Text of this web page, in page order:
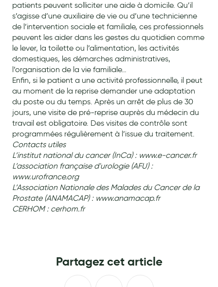
Compléments alimentaires
Médicaments et Santé
Premiers soins
Pansements
Hygiène nasale
Antibactériens
Nutrition clinique
Anti-poux
Solaire et moustique
Piqûres insectes
Appareils
Soins jambes lourdes
Accessoires pieds et semelles
patients peuvent solliciter une aide à domicile. Qu’il
s’agisse d’une auxiliaire de vie ou d’une technicienne
de l’intervention sociale et familiale, ces professionnels
peuvent les aider dans les gestes du quotidien comme
le lever, la toilette ou l’alimentation, les activités
domestiques, les démarches administratives,
l’organisation de la vie familiale…
Enfin, si le patient a une activité professionnelle, il peut
au moment de la reprise demander une adaptation
du poste ou du temps. Après un arrêt de plus de 30
jours, une visite de pré-reprise auprès du médecin du
travail est obligatoire. Des visites de contrôle sont
programmées régulièrement à l’issue du traitement.
Contacts utiles
L’institut national du cancer (InCa) : www.e-cancer.fr
L’association française d'urologie (AFU) :
www.urofrance.org
L’Association Nationale des Malades du Cancer de la
Prostate (ANAMACAP) : www.anamacap.fr
CERHOM : cerhom.fr
Partagez cet article